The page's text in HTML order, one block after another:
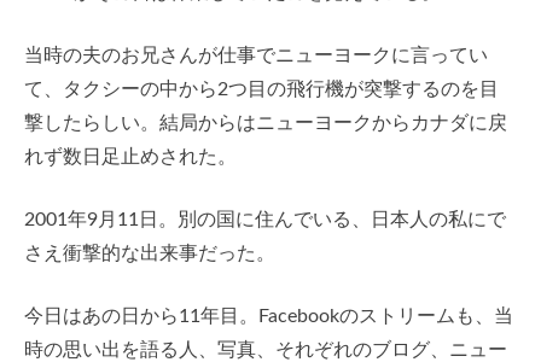
当時の夫のお兄さんが仕事でニューヨークに言ってい
て、タクシーの中から2つ目の飛行機が突撃するのを目
撃したらしい。結局からはニューヨークからカナダに戻
れず数日足止めされた。
2001年9月11日。別の国に住んでいる、日本人の私にで
さえ衝撃的な出来事だった。
今日はあの日から11年目。Facebookのストリームも、当
時の思い出を語る人、写真、それぞれのブログ、ニュー